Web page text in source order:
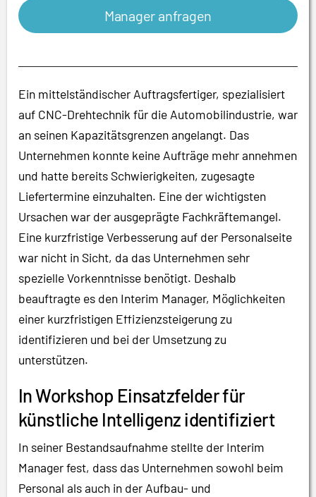
Manager anfragen
Ein mittelständischer Auftragsfertiger, spezialisiert
auf CNC-Drehtechnik für die Automobilindustrie, war
an seinen Kapazitätsgrenzen angelangt. Das
Unternehmen konnte keine Aufträge mehr annehmen
und hatte bereits Schwierigkeiten, zugesagte
Liefertermine einzuhalten. Eine der wichtigsten
Ursachen war der ausgeprägte Fachkräftemangel.
Eine kurzfristige Verbesserung auf der Personalseite
war nicht in Sicht, da das Unternehmen sehr
spezielle Vorkenntnisse benötigt. Deshalb
beauftragte es den Interim Manager, Möglichkeiten
einer kurzfristigen Effizienzsteigerung zu
identifizieren und bei der Umsetzung zu
unterstützen.
In Workshop Einsatzfelder für
künstliche Intelligenz identifiziert
In seiner Bestandsaufnahme stellte der Interim
Manager fest, dass das Unternehmen sowohl beim
Personal als auch in der Aufbau- und